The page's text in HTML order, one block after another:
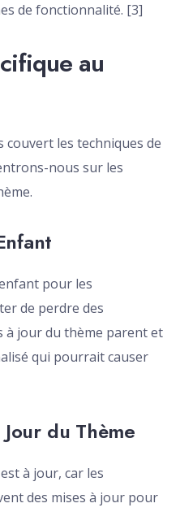
de fonctionnalité. [3]
au
les techniques de
nous sur les
pour les
de perdre des
à jour du thème parent et
qui pourrait causer
du Thème
à jour, car les
des mises à jour pour